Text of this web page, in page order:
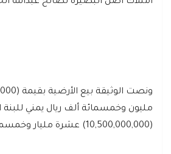
مليون وخمسمائة ألف ريال يمني للبنة
(10,500,000,000) عشرة مليار وخمسمائة مليون ريال يمني.